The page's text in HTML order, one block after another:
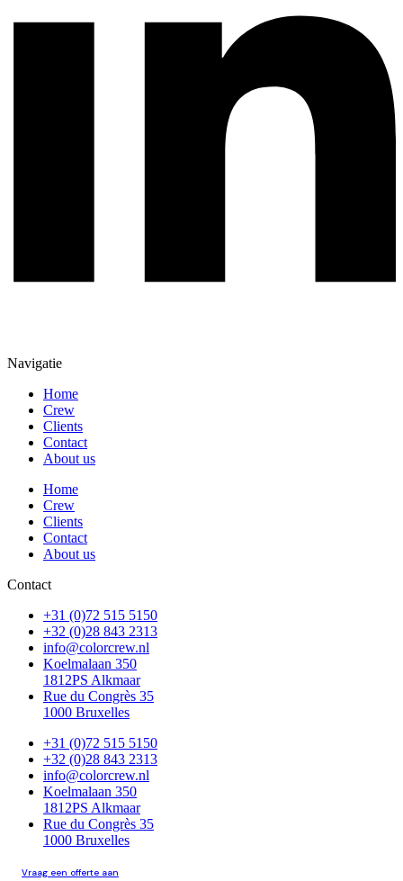
Navigatie
Home
Crew
Clients
Contact
About us
Home
Crew
Clients
Contact
About us
Contact
+31 (0)72 515 5150
+32 (0)28 843 2313
info@colorcrew.nl
Koelmalaan 350
1812PS Alkmaar
Rue du Congrès 35
1000 Bruxelles
+31 (0)72 515 5150
+32 (0)28 843 2313
info@colorcrew.nl
Koelmalaan 350
1812PS Alkmaar
Rue du Congrès 35
1000 Bruxelles
Vraag een offerte aan